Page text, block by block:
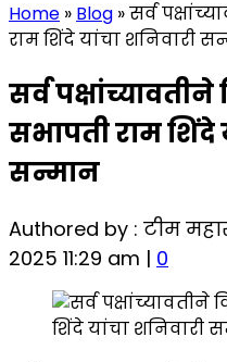
Home » Blog »सर्व
राम शिंदे यांचा शनिवारी
सर्व
सभापती राम शिंदे
सन्मान
Authored by : टीम
2025 11:29 am | 0